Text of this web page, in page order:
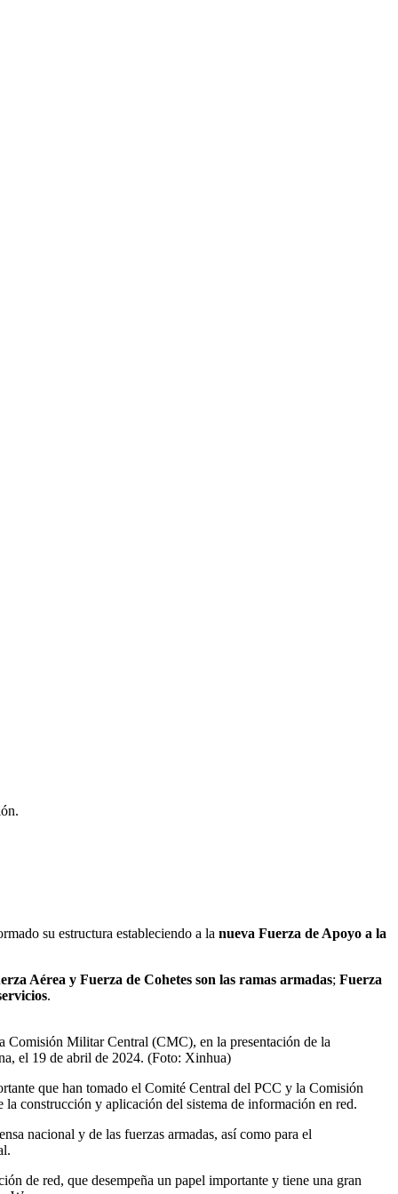
su estructura estableciendo a la nueva Fuerza de Apoyo a la
Aérea y Fuerza de Cohetes son las ramas armadas; Fuerza
.
Comisión Militar Central (CMC), en la presentación de la
el 19 de abril de 2024. (Foto: Xinhua)
que han tomado el Comité Central del PCC y la Comisión
construcción y aplicación del sistema de información en red.
nacional y de las fuerzas armadas, así como para el
de red, que desempeña un papel importante y tiene una gran